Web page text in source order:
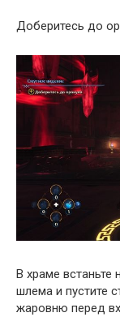
Доберитесь до
В храме встаньте
шлема и пустите
жаровню перед